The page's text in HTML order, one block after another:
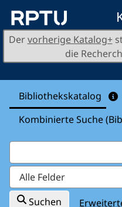
RPTU
Dervorherige Katalog+
die
Bibliothekskatalog
Kombinierte Suche
Suchen